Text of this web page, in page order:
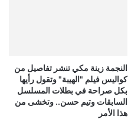
النجمة زينة مكي تنشر تفاصيل من
كواليس فيلم "الهيبة" وتقول رأيها
بكل صراحة في بطلات المسلسل
السابقات وتيم حسن.. وتخشى من
هذا الأمر